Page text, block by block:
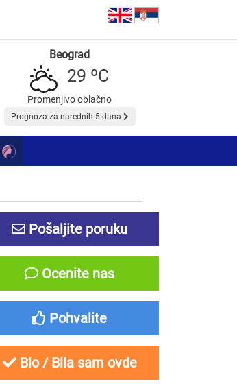
Beograd
29 ºC
Promenjivo oblačno
Prognoza za narednih 5 dana
Pošaljite poruku
Ocenite nas
Pohvalite
Bio / Bila sam ovde